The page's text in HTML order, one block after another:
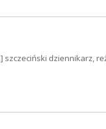
szczeciński dziennikarz,